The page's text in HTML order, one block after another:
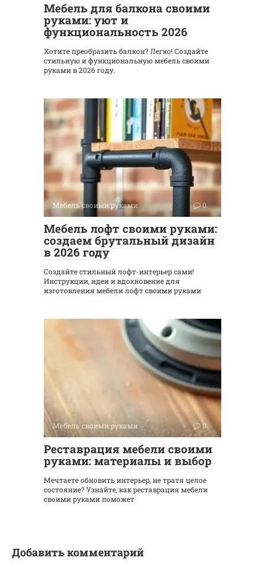
Мебель для балкона своими
руками: уют и
функциональность 2026
Хотите преобразить балкон? Легко! Создайте
стильную и функциональную мебель своими
руками в 2026 году.
Мебель своими руками 0
Мебель лофт своими руками:
создаем брутальный дизайн
в 2026 году
Создайте стильный лофт-интерьер сами!
Инструкции, идеи и вдохновение для
изготовления мебели лофт своими руками
Мебель своими руками 0
Реставрация мебели своими
руками: материалы и выбор
Мечтаете обновить интерьер, не тратя целое
состояние? Узнайте, как реставрация мебели
своими руками поможет
Добавить комментарий